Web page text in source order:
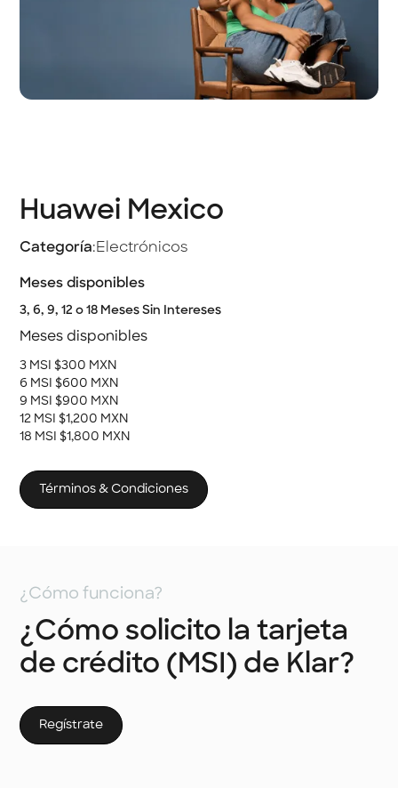
Huawei Mexico
Categoría:Electrónicos
Meses disponibles
3, 6, 9, 12 o 18 Meses Sin Intereses
Meses disponibles
3 MSI $300 MXN
6 MSI $600 MXN
9 MSI $900 MXN
12 MSI $1,200 MXN
18 MSI $1,800 MXN
Términos & Condiciones
¿Cómo funciona?
¿Cómo solicito la tarjeta
de crédito (MSI) de Klar?
Regístrate